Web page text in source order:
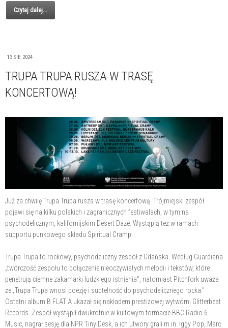
Czytaj dalej...
13 SIE 2024
TRUPA TRUPA RUSZA W TRASĘ
KONCERTOWĄ!
Już za chwilę Trupa Trupa rusza w trasę koncertową. Trójmiejski zespół
pojawi się na kilku polskich i zagranicznych festiwalach, w tym na
psychodelicznym, kalifornijskim Desert Daze. Wystąpią też w ramach
supportu punkowego składu Spiritual Cramp.
Trupa Trupa to rockowy, psychodeliczny zespół z Gdańska. Według Guardiana
„twórczość zespołu to połączenie nieoczywistych melodii i tekstów, które
penetrują ciemne zakamarki ludzkiego istnienia", natomiast Pitchfork uważa
że „Trupa Trupa wnosi poezję i subtelność do psychodelicznego rocka."
Ostatni album B FLAT A ukazał się nakładem prestiżowej wytwórni Glitterbeat
Records. Zespół wystąpił dwukrotnie w kultowym formacie BBC Radio 6
Music, nagrał sesję dla NPR Tiny Desk, a ich utwory grali m.in. Iggy Pop, Marc